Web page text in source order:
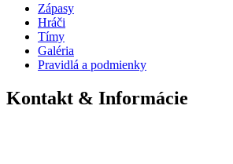
Zápasy
Hráči
Tímy
Galéria
Pravidlá a podmienky
Kontakt & Informácie